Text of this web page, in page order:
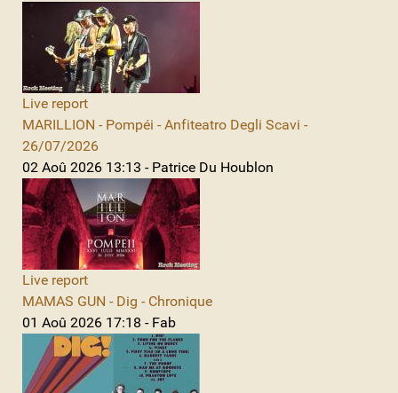
Live report
MARILLION - Pompéi - Anfiteatro Degli Scavi -
26/07/2026
02 Aoû 2026 13:13 - Patrice Du Houblon
Live report
MAMAS GUN - Dig - Chronique
01 Aoû 2026 17:18 - Fab